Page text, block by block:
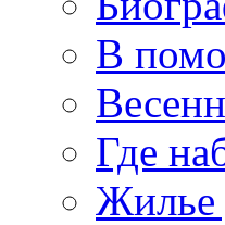
В
Где
Жилье